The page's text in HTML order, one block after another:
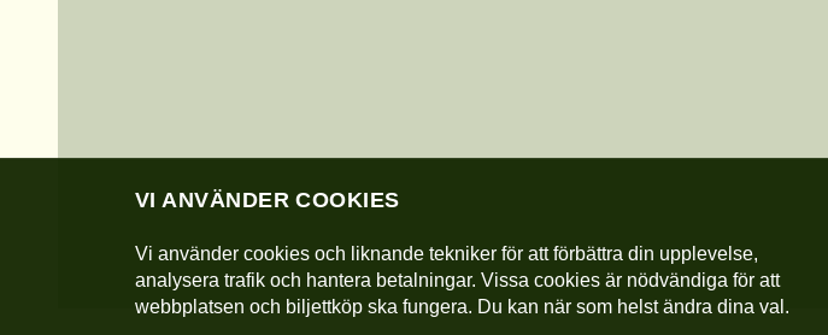
VI ANVÄNDER COOKIES
Vi använder cookies och liknande tekniker för att förbättra din upplevelse,
analysera trafik och hantera betalningar. Vissa cookies är nödvändiga för att
webbplatsen och biljettköp ska fungera. Du kan när som helst ändra dina val.